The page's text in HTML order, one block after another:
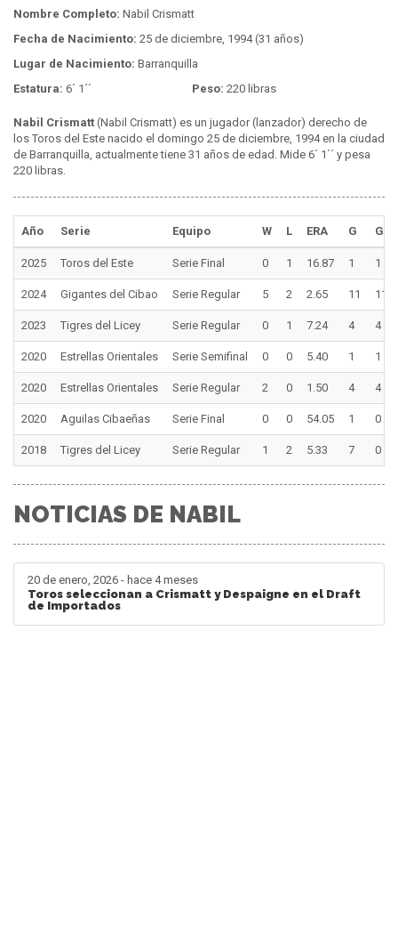
Nombre Completo: Nabil Crismatt
Fecha de Nacimiento: 25 de diciembre, 1994 (31 años)
Lugar de Nacimiento: Barranquilla
Estatura: 6´ 1´´ Peso: 220 libras
Nabil Crismatt (Nabil Crismatt) es un jugador (lanzador) derecho de
los Toros del Este nacido el domingo 25 de diciembre, 1994 en la ciudad
de Barranquilla, actualmente tiene 31 años de edad. Mide 6´ 1´´ y pesa
220 libras.
Año Serie Equipo W L ERA G GS
2025 Toros del Este Serie Final 0 1 16.87 1 1
2024 Gigantes del Cibao Serie Regular 5 2 2.65 11 11
2023 Tigres del Licey Serie Regular 0 1 7.24 4 4
2020 Estrellas Orientales Serie Semifinal 0 0 5.40 1 1
2020 Estrellas Orientales Serie Regular 2 0 1.50 4 4
2020 Aguilas Cibaeñas Serie Final 0 0 54.05 1 0
2018 Tigres del Licey Serie Regular 1 2 5.33 7 0
NOTICIAS DE NABIL
20 de enero, 2026 - hace 4 meses
Toros seleccionan a Crismatt y Despaigne en el Draft
de Importados